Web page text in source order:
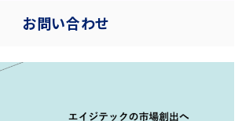
お問い合わせ